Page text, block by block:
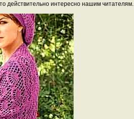
действительно интересно нашим читателям.